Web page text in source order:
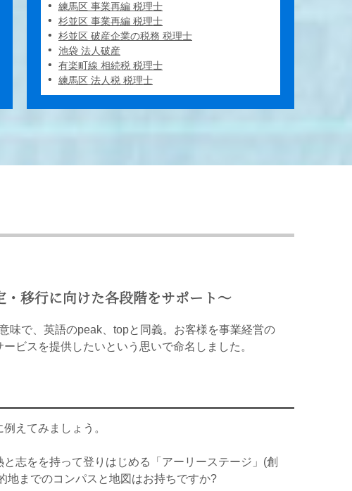
練馬区 事業再編 税理士
杉並区 事業再編 税理士
杉並区 破産企業の税務 税理士
池袋 法人破産
有楽町線 相続税 税理士
練馬区 法人税 税理士
移行に向けた各段階をサポート〜
味で、英語のpeak、topと同義。お客様を事業経営の
ビスを提供したいという思いで命名しました。
えてみましょう。
志をを持って登りはじめる「アーリーステージ」(創
地までのコンパスと地図はお持ちですか?